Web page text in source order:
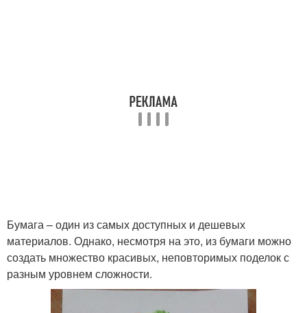
Бумага – один из самых доступных и дешевых
материалов. Однако, несмотря на это, из бумаги можно
создать множество красивых, неповторимых поделок с
разным уровнем сложности.